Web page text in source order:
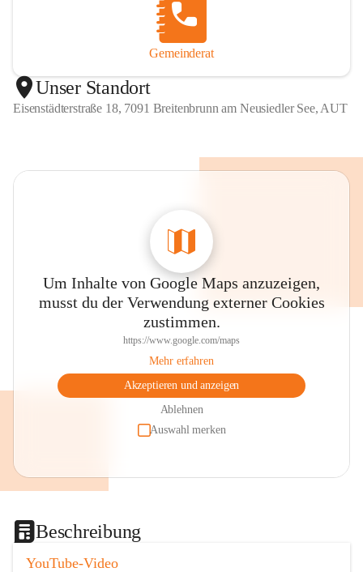
Gemeinderat
Unser Standort
Eisenstädterstraße 18, 7091 Breitenbrunn am Neusiedler See, AUT
Um Inhalte von Google Maps anzuzeigen,
musst du der Verwendung externer Cookies
zustimmen.
https://www.google.com/maps
Mehr erfahren
Akzeptieren und anzeigen
Ablehnen
Auswahl merken
Beschreibung
YouTube-Video